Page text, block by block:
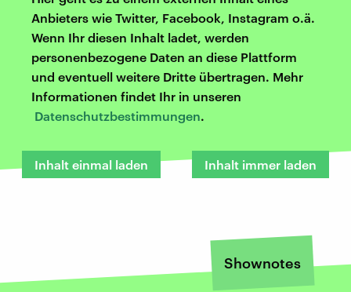
Anbieters wie Twitter, Facebook, Instagram o.ä.
Wenn Ihr diesen Inhalt ladet, werden
personenbezogene Daten an diese Plattform
und eventuell weitere Dritte übertragen. Mehr
Informationen findet Ihr in unseren
Datenschutzbestimmungen.
Inhalt einmal laden Inhalt immer laden
Shownotes